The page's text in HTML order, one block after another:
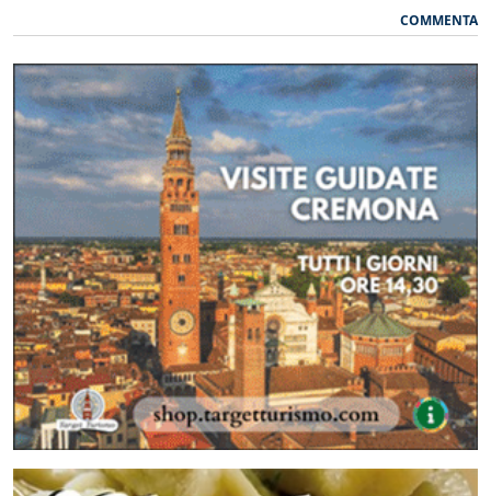
COMMENTA